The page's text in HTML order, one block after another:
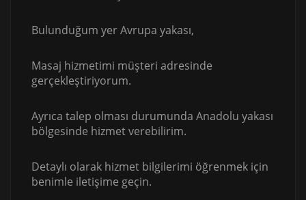
Bulunduğum yer Avrupa yakası,
Masaj hizmetimi müşteri adresinde
gerçekleştiriyorum.
Ayrıca talep olması durumunda Anadolu yakası
bölgesinde hizmet verebilirim.
Detaylı olarak hizmet bilgilerimi öğrenmek için
benimle iletişime geçin.